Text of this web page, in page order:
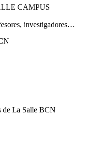
CAMPUS
investigadores…
de La Salle BCN